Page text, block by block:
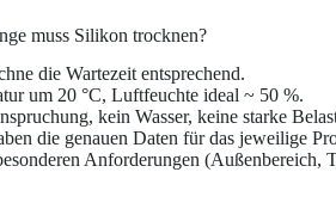
muss Silikon trocknen?
die Wartezeit entsprechend.
um 20 °C, Luftfeuchte ideal ~ 50 %.
kein Wasser, keine starke
die genauen Daten für das jeweilige
Anforderungen (Außenbereich,